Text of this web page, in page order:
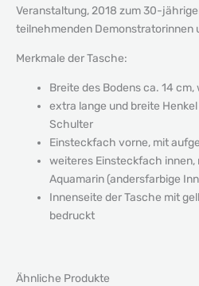
Veranstaltung, 2018 zum 30-
teilnehmenden Demonstratorinnen
Merkmale der Tasche:
Breite des Bodens ca. 14
extra lange und breite
Schulter
Einsteckfach vorne, mit
weiteres Einsteckfach
Aquamarin (andersfarbige
Innenseite der Tasche mit
bedruckt
Ähnliche Produkte